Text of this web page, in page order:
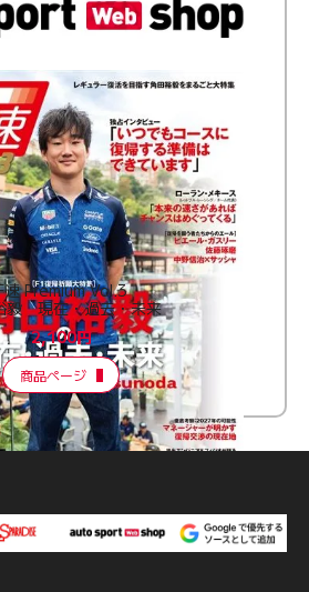
速 Premium Vol.3
毅 現在・過去・未来
2,100円
商品ページ